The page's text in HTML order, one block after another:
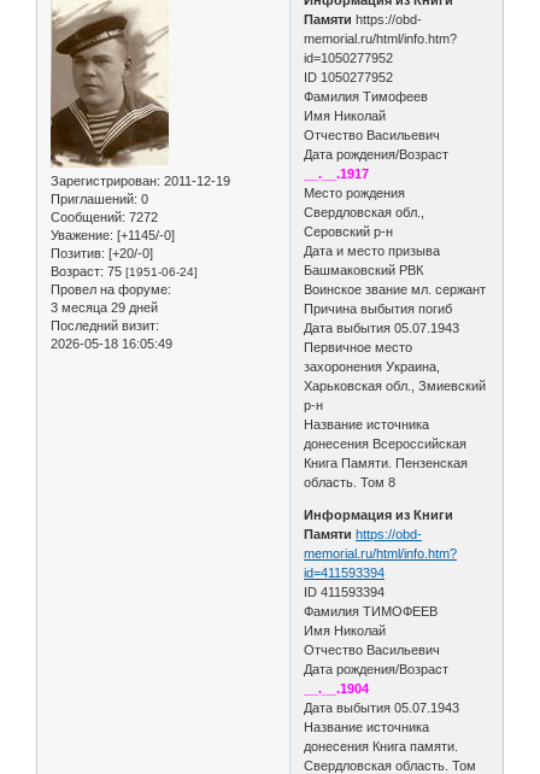
Зарегистрирован: 2011-12-19
Приглашений: 0
Сообщений: 7272
Уважение: [+1145/-0]
Позитив: [+20/-0]
Возраст: 75 [1951-06-24]
Провел на форуме:
3 месяца 29 дней
Последний визит:
2026-05-18 16:05:49
Памятиhttps://obd-
memorial.ru/html/info.htm?
id=1050277952
ID 1050277952
Фамилия Тимофеев
Имя Николай
Отчество Васильевич
Дата рождения/Возраст
__.__.1917
Место рождения
Свердловская обл.,
Серовский р-н
Дата и место призыва
Башмаковский РВК
Воинское звание мл. сержант
Причина выбытия погиб
Дата выбытия 05.07.1943
Первичное место
захоронения Украина,
Харьковская обл., Змиевский
р-н
Название источника
донесения Всероссийская
Книга Памяти. Пензенская
область. Том 8
Информация из Книги
Памяти https://obd-
memorial.ru/html/info.htm?
id=411593394
ID 411593394
Фамилия ТИМОФЕЕВ
Имя Николай
Отчество Васильевич
Дата рождения/Возраст
__.__.1904
Дата выбытия 05.07.1943
Название источника
донесения Книга памяти.
Свердловская область. Том